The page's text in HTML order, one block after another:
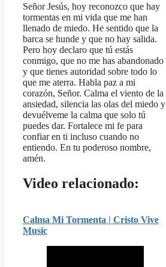
Señor Jesús, hoy reconozco que hay
tormentas en mi vida que me han
llenado de miedo. He sentido que la
barca se hunde y que no hay salida.
Pero hoy declaro que tú estás
conmigo, que no me has abandonado
y que tienes autoridad sobre todo lo
que me aterra. Habla paz a mi
corazón, Señor. Calma el viento de la
ansiedad, silencia las olas del miedo y
devuélveme la calma que solo tú
puedes dar. Fortalece mi fe para
confiar en ti incluso cuando no
entiendo. En tu poderoso nombre,
amén.
Video relacionado:
Calma Mi Tormenta | Cristo Vive
Music